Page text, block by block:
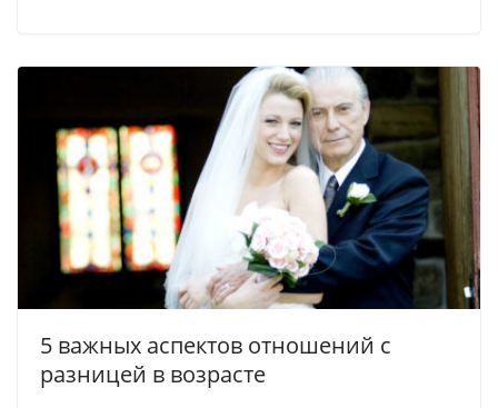
5 важных аспектов отношений с
разницей в возрасте